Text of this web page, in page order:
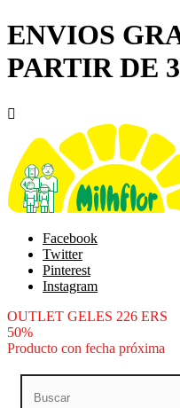
ENVIOS
PARTIR DE

Facebook
Twitter
Pinterest
Instagram
OUTLET GELES 226 ERS
50%
Producto con fecha próxima